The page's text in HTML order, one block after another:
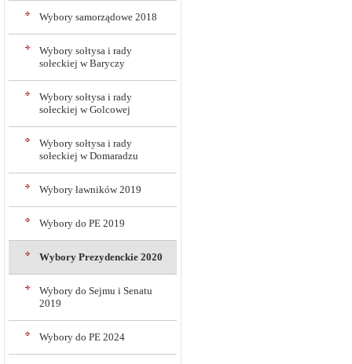
Wybory samorządowe 2018
Wybory sołtysa i rady
sołeckiej w Baryczy
Wybory sołtysa i rady
sołeckiej w Golcowej
Wybory sołtysa i rady
sołeckiej w Domaradzu
Wybory ławników 2019
Wybory do PE 2019
Wybory Prezydenckie 2020
Wybory do Sejmu i Senatu
2019
Wybory do PE 2024